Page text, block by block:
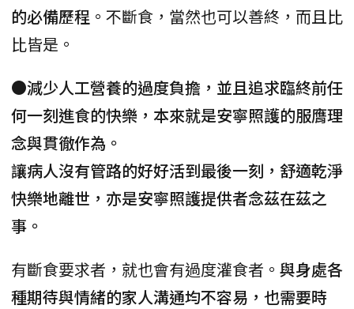
的必備歷程 。不斷食，當然也可以善終，而且比
比皆是。
●減少人工營養的過度負擔，並且追求臨終前任
何一刻進食的快樂，本來就是安寧照護的服膺理
念與貫徹作為。
讓病人沒有管路的好好活到最後一刻，舒適乾淨
快樂地離世，亦是安寧照護提供者念茲在茲之
事。
有斷食要求者，就也會有過度灌食者。 與身處各
種期待與情緒的家人溝通均不容易，也需要時